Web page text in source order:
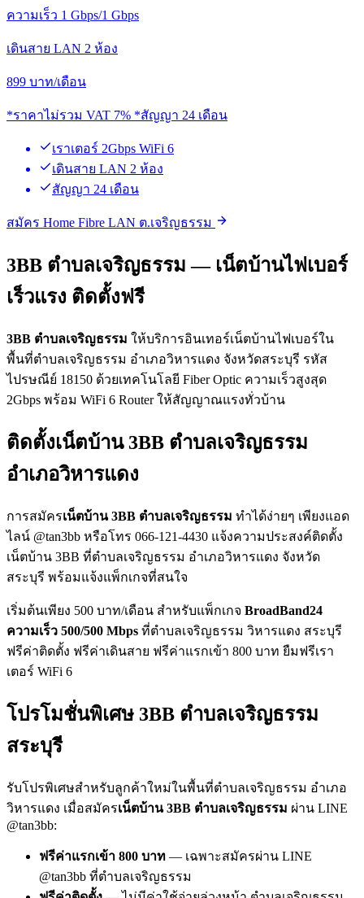
ความเร็ว 1 Gbps/1 Gbps
เดินสาย LAN 2 ห้อง
899 บาท/เดือน
*ราคาไม่รวม VAT 7% *สัญญา 24 เดือน
เราเตอร์ 2Gbps WiFi 6
เดินสาย LAN 2 ห้อง
สัญญา 24 เดือน
สมัคร Home Fibre LAN ต.เจริญธรรม
3BB ตำบลเจริญธรรม — เน็ตบ้านไฟเบอร์
เร็วแรง ติดตั้งฟรี
3BB ตำบลเจริญธรรม ให้บริการอินเทอร์เน็ตบ้านไฟเบอร์ใน
พื้นที่ตำบลเจริญธรรม อำเภอวิหารแดง จังหวัดสระบุรี รหัส
ไปรษณีย์ 18150 ด้วยเทคโนโลยี Fiber Optic ความเร็วสูงสุด
2Gbps พร้อม WiFi 6 Router ให้สัญญาณแรงทั่วบ้าน
ติดตั้งเน็ตบ้าน 3BB ตำบลเจริญธรรม
อำเภอวิหารแดง
การสมัครเน็ตบ้าน 3BB ตำบลเจริญธรรม ทำได้ง่ายๆ เพียงแอด
ไลน์ @tan3bb หรือโทร 066-121-4430 แจ้งความประสงค์ติดตั้ง
เน็ตบ้าน 3BB ที่ตำบลเจริญธรรม อำเภอวิหารแดง จังหวัด
สระบุรี พร้อมแจ้งแพ็กเกจที่สนใจ
เริ่มต้นเพียง 500 บาท/เดือน สำหรับแพ็กเกจ BroadBand24
ความเร็ว 500/500 Mbps ที่ตำบลเจริญธรรม วิหารแดง สระบุรี
ฟรีค่าติดตั้ง ฟรีค่าเดินสาย ฟรีค่าแรกเข้า 800 บาท ยืมฟรีเรา
เตอร์ WiFi 6
โปรโมชั่นพิเศษ 3BB ตำบลเจริญธรรม
สระบุรี
รับโปรพิเศษสำหรับลูกค้าใหม่ในพื้นที่ตำบลเจริญธรรม อำเภอ
วิหารแดง เมื่อสมัครเน็ตบ้าน 3BB ตำบลเจริญธรรม ผ่าน LINE
@tan3bb:
ฟรีค่าแรกเข้า 800 บาท — เฉพาะสมัครผ่าน LINE
@tan3bb ที่ตำบลเจริญธรรม